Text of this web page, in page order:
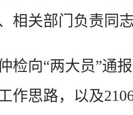
相关部门负责同
向“两大员”通报
作思路，以及